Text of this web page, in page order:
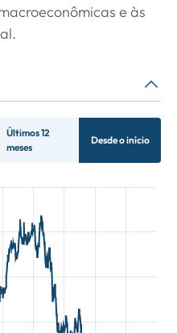
e às
Últimos 12
meses
Desde o início